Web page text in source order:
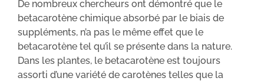
De nombreux chercheurs ont démontré que le
betacarotène chimique absorbé par le biais de
suppléments, n’a pas le même effet que le
betacarotène tel qu’il se présente dans la nature.
Dans les plantes, le betacarotène est toujours
assorti d’une variété de carotènes telles que la